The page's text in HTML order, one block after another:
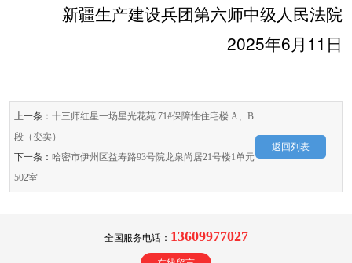
新疆生产建设兵团第六师中级人民法院
2025年6月 11 日
上一条： 十三师红星一场星光花苑 71#保障性住宅楼 A、B
段（变卖）
下一条： 哈密市伊州区益寿路93号院龙泉尚居21号楼1单元
502室
返回列表
全国服务电话： 13609977027